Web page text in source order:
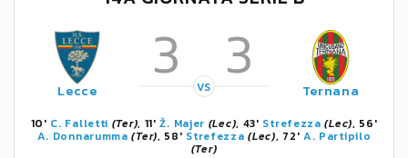
Lecce 3 3
VS Ternana
10' C. Falletti (Ter), 11'Ž. Majer (Lec), 43' Strefezza (Lec), 56'
A. Donnarumma (Ter), 58' Strefezza (Lec), 72' A. Partipilo
(Ter)